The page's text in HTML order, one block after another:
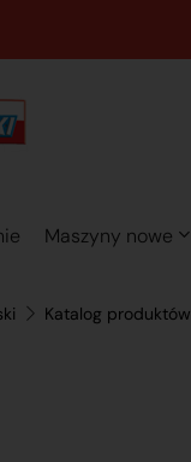
Maszyny nowe
Katalog produktów